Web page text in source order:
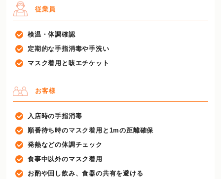
従業員
検温・体調確認
定期的な手指消毒や手洗い
マスク着用と咳エチケット
お客様
入店時の手指消毒
順番待ち時のマスク着用と1mの距離確保
発熱などの体調チェック
食事中以外のマスク着用
お酌や回し飲み、食器の共有を避ける